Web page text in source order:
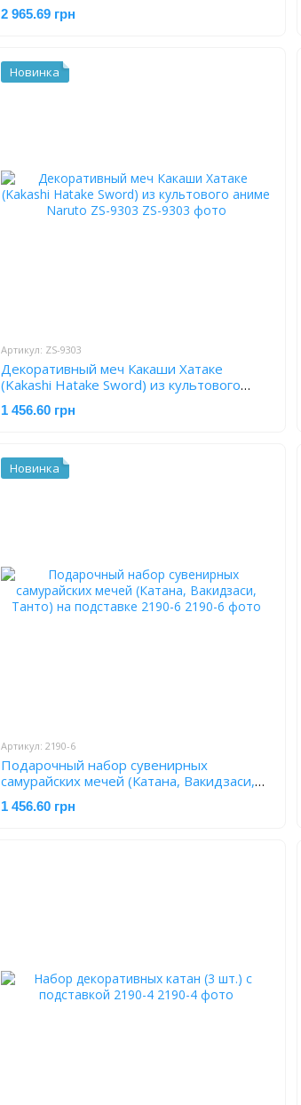
2 965.69 грн
Новинка
Артикул: ZS-9303
Декоративный меч Какаши Хатаке
(Kakashi Hatake Sword) из культового
аниме Naruto ZS-9303
1 456.60 грн
Новинка
Артикул: 2190-6
Подарочный набор сувенирных
самурайских мечей (Катана, Вакидзаси,
Танто) на подставке 2190-6
1 456.60 грн